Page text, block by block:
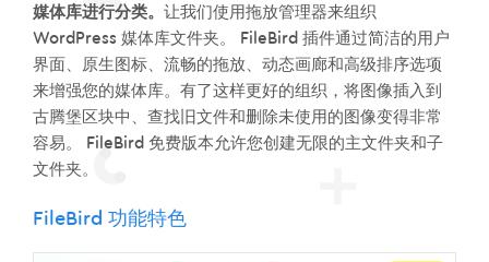
媒体库进行分类。 让我们使用拖放管理器来组织
WordPress 媒体库文件夹。 FileBird 插件通过简洁的用户
界面、原生图标、流畅的拖放、动态画廊和高级排序选项
来增强您的媒体库。有了这样更好的组织，将图像插入到
古腾堡区块中、查找旧文件和删除未使用的图像变得非常
容易。 FileBird 免费版本允许您创建无限的主文件夹和子
文件夹。
FileBird 功能特色